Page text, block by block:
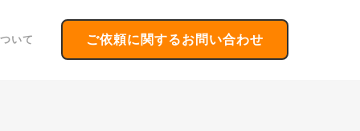
ご依頼に関するお問い合わせ
いて